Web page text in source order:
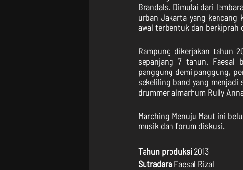
Brandals. Dimulai dari
urban Jakarta yang kencang
awal terbentuk dan berkiprah
Rampung dikerjakan tahun
sepanjang 7 tahun. Faesal
panggung demi panggung,
sekeliling band yang
drummer almarhum Rully
Marching Menuju Maut ini
musik dan forum diskusi.
Tahun produksi 2013
Sutradara Faesal Rizal